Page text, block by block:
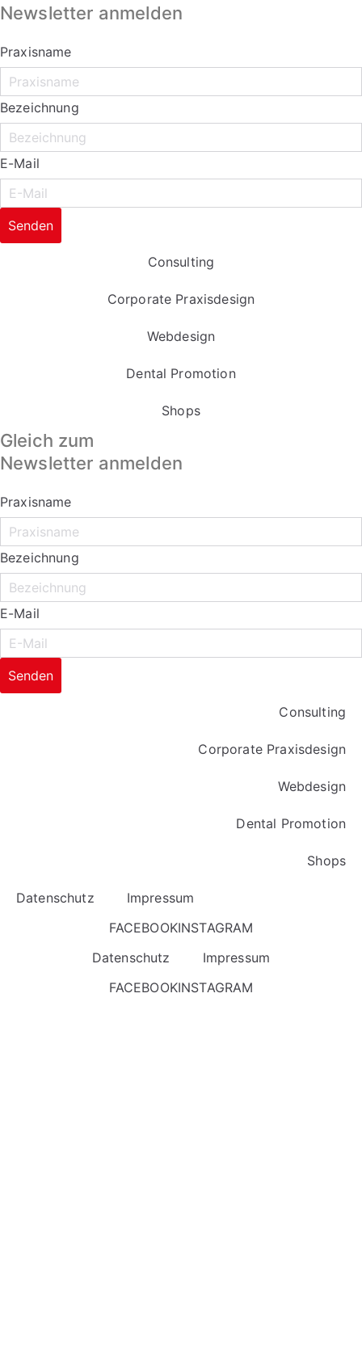
gewählt
Newsletter anmelden
Praxisname
Bezeichnung
E-Mail
Senden
Consulting
Corporate Praxisdesign
Webdesign
Dental Promotion
Shops
Gleich zum
Newsletter anmelden
Praxisname
Bezeichnung
E-Mail
Senden
Consulting
Corporate Praxisdesign
Webdesign
Dental Promotion
Shops
Datenschutz
Impressum
FACEBOOKINSTAGRAM
Datenschutz
Impressum
FACEBOOKINSTAGRAM